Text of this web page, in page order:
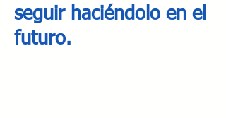
seguir haciéndolo en el
futuro.